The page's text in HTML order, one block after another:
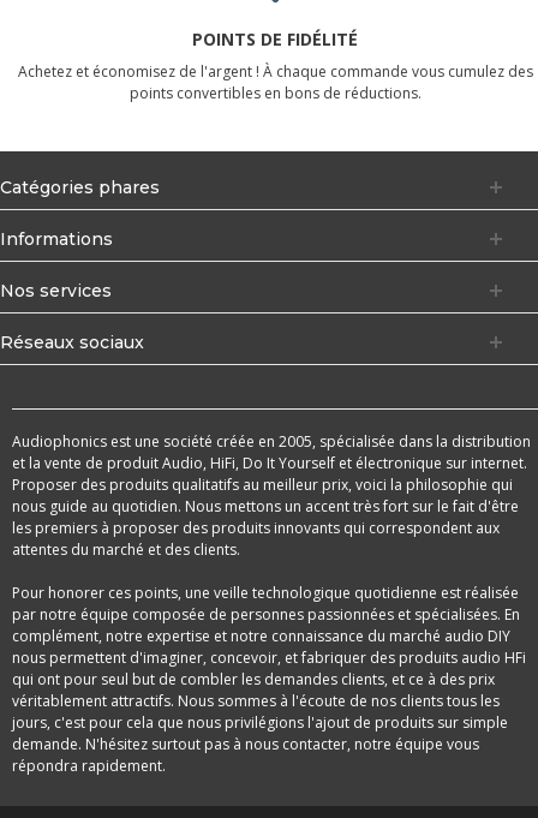
POINTS DE FIDÉLITÉ
Achetez et économisez de l'argent ! À chaque commande vous cumulez des
points convertibles en bons de réductions.
Catégories phares
Informations
Nos services
Réseaux sociaux
Audiophonics est une société créée en 2005, spécialisée dans la distribution
et la vente de produit Audio, HiFi, Do It Yourself et électronique sur internet.
Proposer des produits qualitatifs au meilleur prix, voici la philosophie qui
nous guide au quotidien. Nous mettons un accent très fort sur le fait d'être
les premiers à proposer des produits innovants qui correspondent aux
attentes du marché et des clients.
Pour honorer ces points, une veille technologique quotidienne est réalisée
par notre équipe composée de personnes passionnées et spécialisées. En
complément, notre expertise et notre connaissance du marché audio DIY
nous permettent d'imaginer, concevoir, et fabriquer des produits audio HFi
qui ont pour seul but de combler les demandes clients, et ce à des prix
véritablement attractifs. Nous sommes à l'écoute de nos clients tous les
jours, c'est pour cela que nous privilégions l'ajout de produits sur simple
demande. N'hésitez surtout pas à nous contacter, notre équipe vous
répondra rapidement.